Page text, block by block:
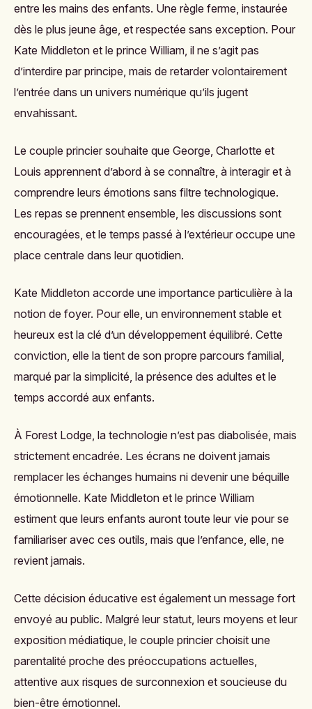
entre les mains des enfants. Une règle ferme, instaurée
dès le plus jeune âge, et respectée sans exception. Pour
Kate Middleton et le prince William, il ne s’agit pas
d’interdire par principe, mais de retarder volontairement
l’entrée dans un univers numérique qu’ils jugent
envahissant.
Le couple princier souhaite que George, Charlotte et
Louis apprennent d’abord à se connaître, à interagir et à
comprendre leurs émotions sans filtre technologique.
Les repas se prennent ensemble, les discussions sont
encouragées, et le temps passé à l’extérieur occupe une
place centrale dans leur quotidien.
Kate Middleton accorde une importance particulière à la
notion de foyer. Pour elle, un environnement stable et
heureux est la clé d’un développement équilibré. Cette
conviction, elle la tient de son propre parcours familial,
marqué par la simplicité, la présence des adultes et le
temps accordé aux enfants.
À Forest Lodge, la technologie n’est pas diabolisée, mais
strictement encadrée. Les écrans ne doivent jamais
remplacer les échanges humains ni devenir une béquille
émotionnelle. Kate Middleton et le prince William
estiment que leurs enfants auront toute leur vie pour se
familiariser avec ces outils, mais que l’enfance, elle, ne
revient jamais.
Cette décision éducative est également un message fort
envoyé au public. Malgré leur statut, leurs moyens et leur
exposition médiatique, le couple princier choisit une
parentalité proche des préoccupations actuelles,
attentive aux risques de surconnexion et soucieuse du
bien-être émotionnel.